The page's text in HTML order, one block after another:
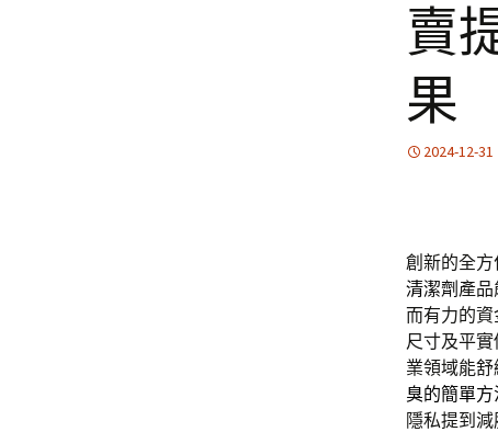
賣
果
2024-12-31
創新的全
清潔劑 產
而有力的
尺寸及平
業領域能
臭的簡單方
隱私提到